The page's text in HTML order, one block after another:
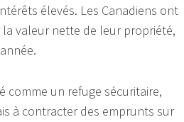
élevés. Les Canadiens ont
valeur nette de leur propriété,
comme un refuge sécuritaire,
à contracter des emprunts sur